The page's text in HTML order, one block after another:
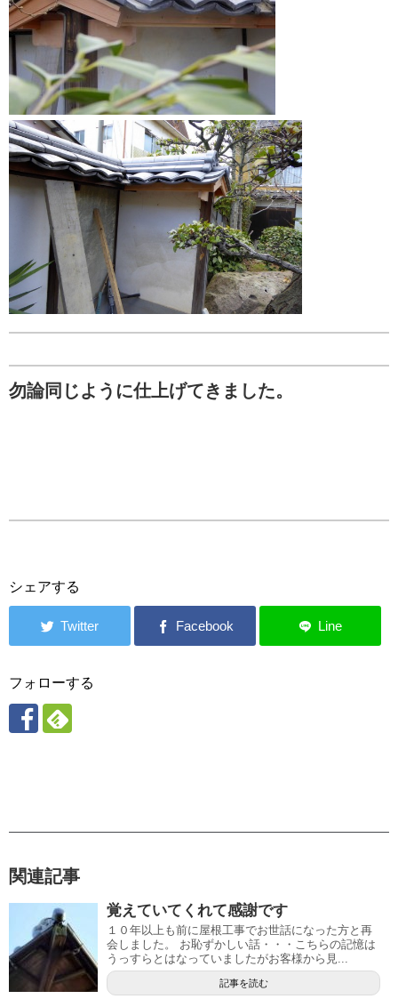
勿論同じように仕上げてきました。
シェアする
フォローする
関連記事
覚えていてくれて感謝です
１０年以上も前に屋根工事でお世話になった方と再
会しました。 お恥ずかしい話・・・こちらの記憶は
うっすらとはなっていましたがお客様から見...
記事を読む